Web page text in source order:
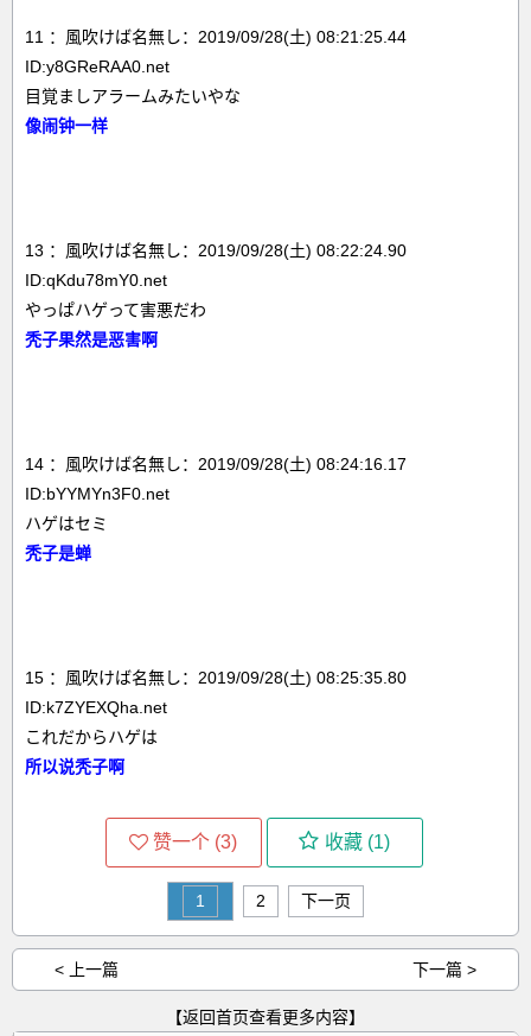
11 ：風吹けば名無し：2019/09/28(土) 08:21:25.44
ID:y8GReRAA0.net
目覚ましアラームみたいやな
像闹钟一样
13 ：風吹けば名無し：2019/09/28(土) 08:22:24.90
ID:qKdu78mY0.net
やっぱハゲって害悪だわ
秃子果然是恶害啊
14 ：風吹けば名無し：2019/09/28(土) 08:24:16.17
ID:bYYMYn3F0.net
ハゲはセミ
秃子是蝉
15 ：風吹けば名無し：2019/09/28(土) 08:25:35.80
ID:k7ZYEXQha.net
これだからハゲは
所以说秃子啊
赞一个 (3) 收藏 (1)
1 2 下一页
< 上一篇 下一篇 >
【返回首页查看更多内容】